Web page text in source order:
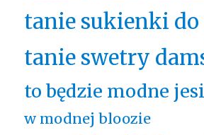
tanie sukienki do
tanie swetry
to będzie modne
w modnej bloozie